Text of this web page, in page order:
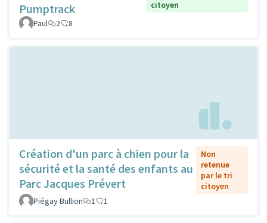
Pumptrack
citoyen
Paul
2 8
Création d'un parc à chien pour la
sécurité et la santé des enfants au
Parc Jacques Prévert
Non
retenue
par le tri
citoyen
Piégay Bullion
1 1